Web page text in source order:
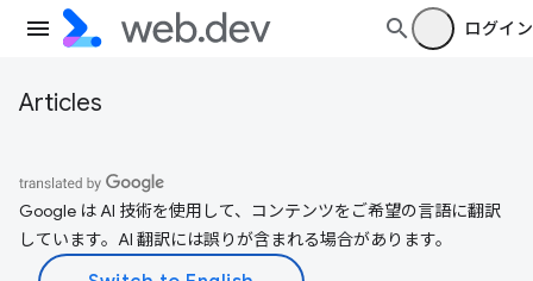
ログイン
Articles
Google は AI 技術を使用して、コンテンツをご希望の言語に翻訳
しています。AI 翻訳には誤りが含まれる場合があります。